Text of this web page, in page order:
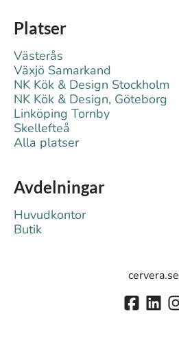
Platser
Västerås
Växjö Samarkand
NK Kök & Design Stockholm
NK Kök & Design, Göteborg
Linköping Tornby
Skellefteå
Alla platser
Avdelningar
Huvudkontor
Butik
cervera.se